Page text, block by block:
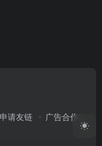
申请友链 广告合作